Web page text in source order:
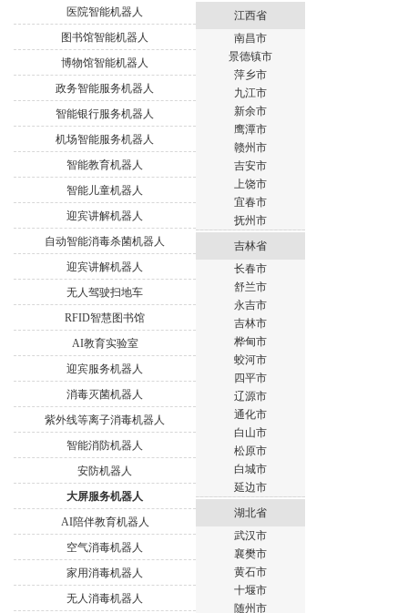
医院智能机器人
图书馆智能机器人
博物馆智能机器人
政务智能服务机器人
智能银行服务机器人
机场智能服务机器人
智能教育机器人
智能儿童机器人
迎宾讲解机器人
自动智能消毒杀菌机器人
迎宾讲解机器人
无人驾驶扫地车
RFID智慧图书馆
AI教育实验室
迎宾服务机器人
消毒灭菌机器人
紫外线等离子消毒机器人
智能消防机器人
安防机器人
大屏服务机器人
AI陪伴教育机器人
空气消毒机器人
家用消毒机器人
无人消毒机器人
江西省
南昌市
景德镇市
萍乡市
九江市
新余市
鹰潭市
赣州市
吉安市
上饶市
宜春市
抚州市
吉林省
长春市
舒兰市
永吉市
吉林市
桦甸市
蛟河市
四平市
辽源市
通化市
白山市
松原市
白城市
延边市
湖北省
武汉市
襄樊市
黄石市
十堰市
随州市